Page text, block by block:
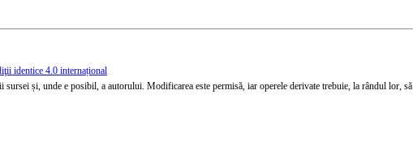
identice 4.0 internațional
și, unde e posibil, a autorului. Modificarea este permisă, iar operele derivate trebuie, la rândul lor,